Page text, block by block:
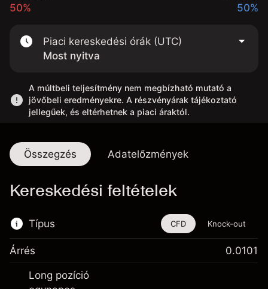
50% 50%
Piaci kereskedési órák (UTC)
Most nyitva
A múltbeli teljesítmény nem megbízható mutató a
jövőbeli eredményekre. A részvényárak tájékoztató
jellegűek, és eltérhetnek a piaci áraktól.
Összegzés Adatelőzmények
Kereskedési feltételek
Típus
Ez a pénzügyi eszköz CFD-ken és Knock-
outokon keresztül is kereskedhető.
CFD Knock-out
Árrés 0.0101
Long pozíció